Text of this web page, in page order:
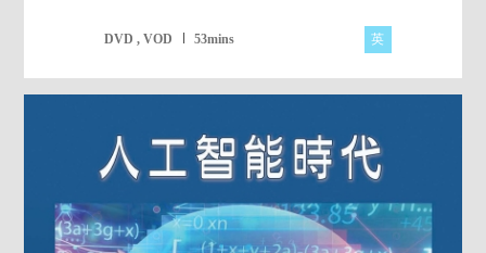
DVD , VOD 53mins 英